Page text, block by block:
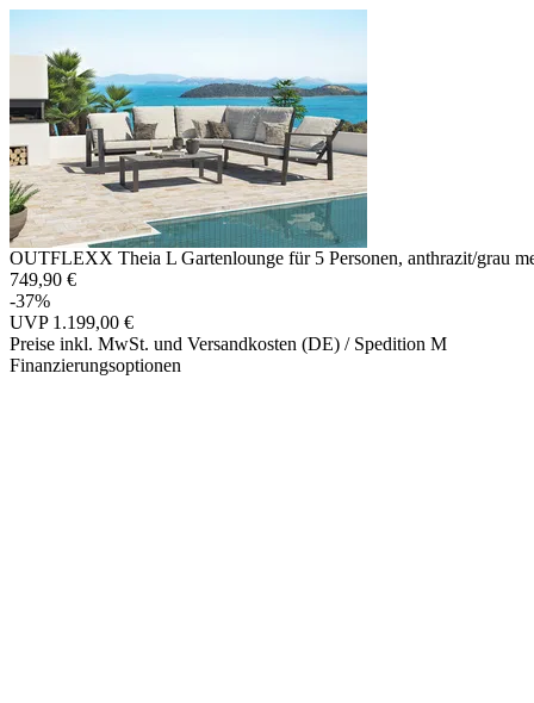
OUTFLEXX Theia L Gartenlounge für 5 Personen, anthrazit/grau
749,90 €
-37%
UVP 1.199,00 €
Preise inkl. MwSt. und Versandkosten (DE) / Spedition M
Finanzierungsoptionen